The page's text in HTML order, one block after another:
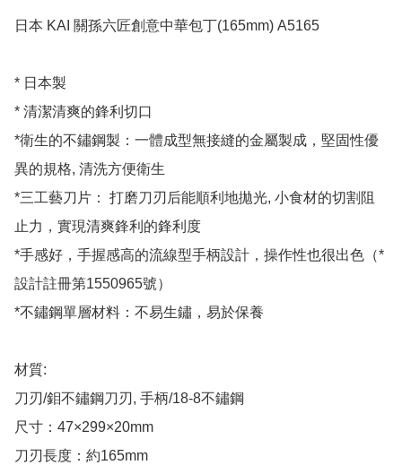
日本 KAI 關孫六匠創意中華包丁(165mm) A5165
* 日本製
* 清潔清爽的鋒利切口
*衛生的不鏽鋼製：一體成型無接縫的金屬製成，堅固性優
異的規格, 清洗方便衛生
*三工藝刀片： 打磨刀刃后能順利地拋光, 小食材的切割阻
止力，實現清爽鋒利的鋒利度
*手感好，手握感高的流線型手柄設計，操作性也很出色（*
設計註冊第1550965號）
*不鏽鋼單層材料：不易生鏽，易於保養
材質:
刀刃/鉬不鏽鋼刀刃, 手柄/18-8不鏽鋼
尺寸：47×299×20mm
刀刃長度：約165mm